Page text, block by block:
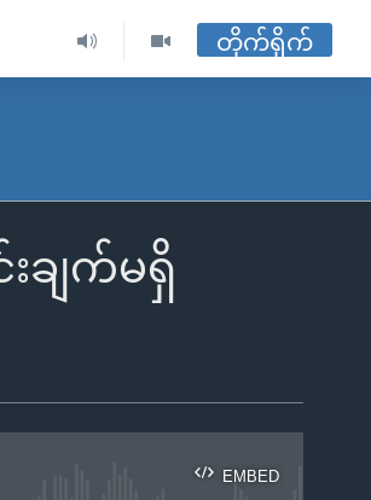
တိုက်ရိုက်
းချက်မရှိ
EMBED